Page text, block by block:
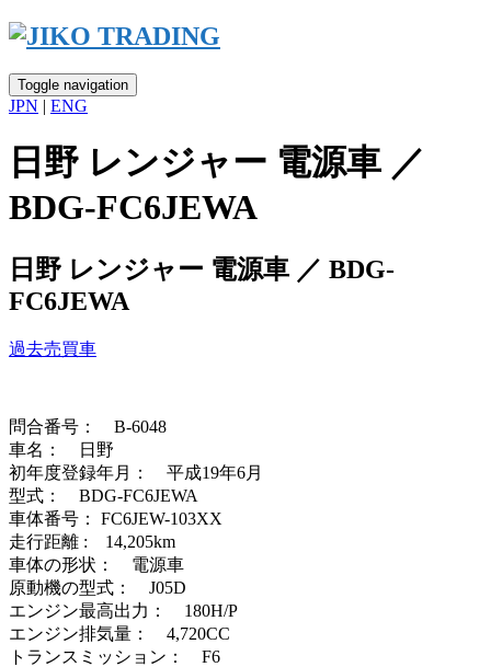
Skip
content
Toggle navigation
JPN | ENG
日野 レンジャー 電源車 ／
BDG-FC6JEWA
日野 レンジャー 電源車 ／ BDG-
FC6JEWA
過去売買車
問合番号： B-6048
車名： 日野
初年度登録年月： 平成19年6月
型式： BDG-FC6JEWA
車体番号： FC6JEW-103XX
走行距離 : 14,205km
車体の形状： 電源車
原動機の型式： J05D
エンジン最高出力： 180H/P
エンジン排気量： 4,720CC
トランスミッション： F6